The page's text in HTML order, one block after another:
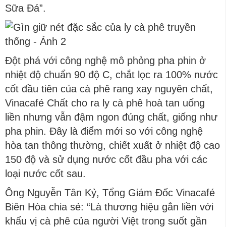
Sữa Đá”.
Đột phá với công nghệ mô phỏng pha phin ở
nhiệt độ chuẩn 90 độ C, chắt lọc ra 100% nước
cốt đầu tiên của cà phê rang xay nguyên chất,
Vinacafé Chất cho ra ly cà phê hoà tan uống
liền nhưng vẫn đậm ngon đúng chất, giống như
pha phin. Đây là điểm mới so với công nghệ
hòa tan thông thường, chiết xuất ở nhiệt độ cao
150 độ và sử dụng nước cốt đầu pha với các
loại nước cốt sau.
Ông Nguyễn Tân Kỷ, Tổng Giám Đốc Vinacafé
Biên Hòa chia sẻ: “Là thương hiệu gắn liền với
khẩu vị cà phê của người Việt trong suốt gần